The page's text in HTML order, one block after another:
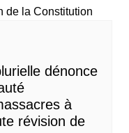
dénonce
à
révision de